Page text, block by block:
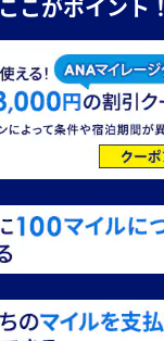
ここがポイント！